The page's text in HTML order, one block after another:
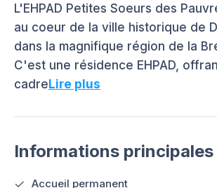
L'EHPAD Petites Soeurs des
au coeur de la ville historique de
dans la magnifique région de la
C'est une résidence EHPAD,
cadreLire plus
Informations principales
Accueil permanent